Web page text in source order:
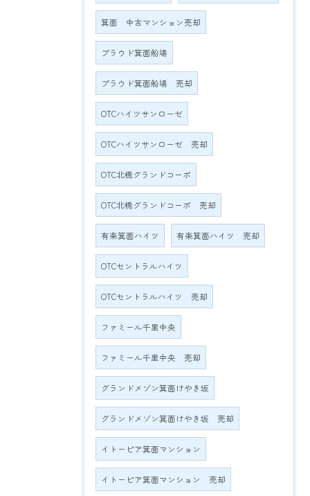
箕面 中古マンション売却
プラウド箕面船場
プラウド箕面船場 売却
OTCハイツサンローゼ
OTCハイツサンローゼ 売却
OTC北橋グランドコーポ
OTC北橋グランドコーポ 売却
有楽箕面ハイツ 有楽箕面ハイツ 売却
OTCセントラルハイツ
OTCセントラルハイツ 売却
ファミール千里中央
ファミール千里中央 売却
グランドメゾン箕面けやき坂
グランドメゾン箕面けやき坂 売却
イトーピア箕面マンション
イトーピア箕面マンション 売却